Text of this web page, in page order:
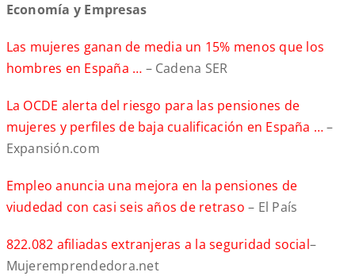
Economía y Empresas
Las mujeres ganan de media un 15% menos que los
hombres en España … – Cadena SER
La OCDE alerta del riesgo para las pensiones de
mujeres y perfiles de baja cualificación en España …–
Expansión.com
Empleo anuncia una mejora en la pensiones de
viudedad con casi seis años de retraso – El País
822.082 afiliadas extranjeras a la seguridad social–
Mujeremprendedora.net